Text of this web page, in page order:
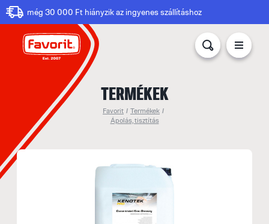
még 30 000 Ft hiányzik az ingyenes szállításhoz
TERMÉKEK
Favorit / Termékek /
Ápolás, tisztítás